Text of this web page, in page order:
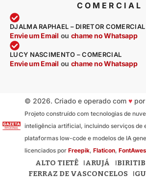
COMERCIAL
DJALMA RAPHAEL – DIRETOR COMERCIAL
Envie um Email ou chame no Whatsapp
LUCY NASCIMENTO – COMERCIAL
Envie um Email ou chame no Whatsapp
© 2026. Criado e operado com ♥por
Projeto construído com tecnologias de
inteligência artificial, incluindo serviços de
plataformas low-code e modelos de IA
licenciados por Freepik, Flaticon,
ALTO TIETÊ ARUJÁ
FERRAZ DE VASCONCELOS